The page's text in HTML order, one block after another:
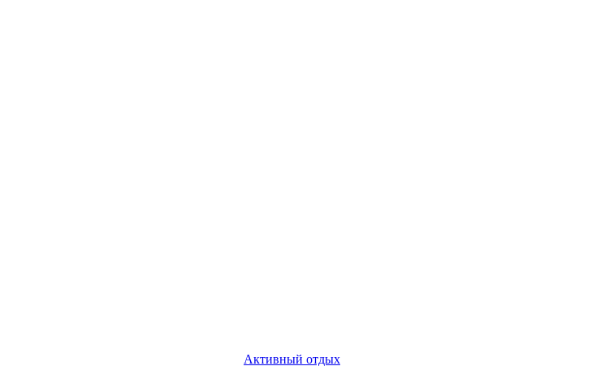
Активный отдых